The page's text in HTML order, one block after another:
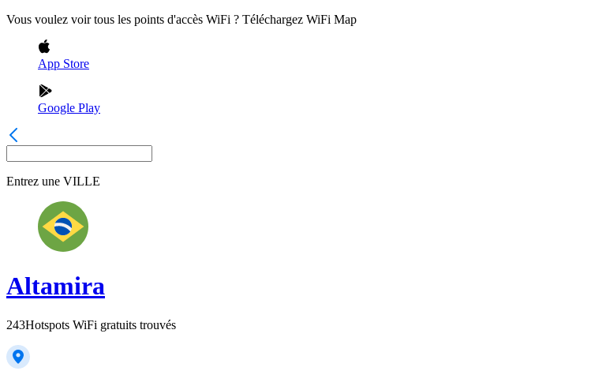
Vous voulez voir tous les points d'accès WiFi ? Téléchargez WiFi Map
App Store
Google Play
Entrez une VILLE
Altamira
243Hotspots WiFi gratuits trouvés